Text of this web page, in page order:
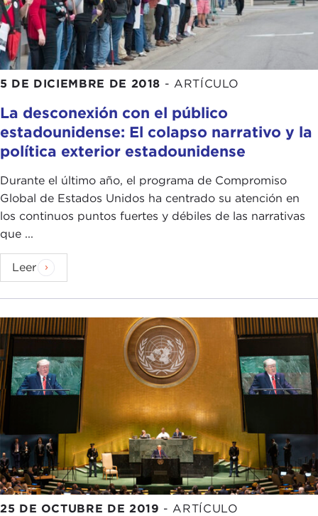
5 DE DICIEMBRE DE 2018 - ARTÍCULO
La desconexión con el público
estadounidense: El colapso narrativo y la
política exterior estadounidense
Durante el último año, el programa de Compromiso
Global de Estados Unidos ha centrado su atención en
los continuos puntos fuertes y débiles de las narrativas
que ...
Leer
25 DE OCTUBRE DE 2019 - ARTÍCULO